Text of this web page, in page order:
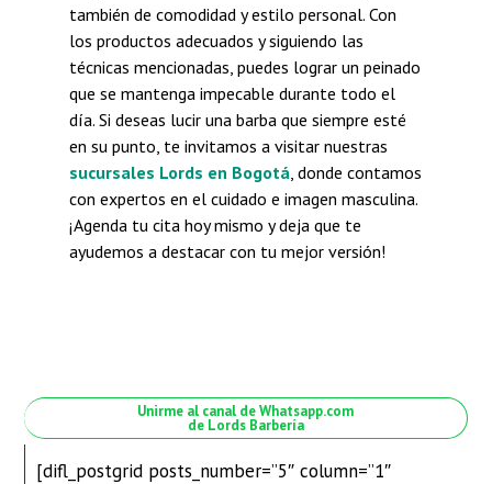
también de comodidad y estilo personal. Con
los productos adecuados y siguiendo las
técnicas mencionadas, puedes lograr un peinado
que se mantenga impecable durante todo el
día. Si deseas lucir una barba que siempre esté
en su punto, te invitamos a visitar nuestras
sucursales Lords en Bogotá , donde contamos
con expertos en el cuidado e imagen masculina.
¡Agenda tu cita hoy mismo y deja que te
ayudemos a destacar con tu mejor versión!
Unirme al canal de Whatsapp.com
de Lords Barbería
[difl_postgrid posts_number=”5″ column=”1″